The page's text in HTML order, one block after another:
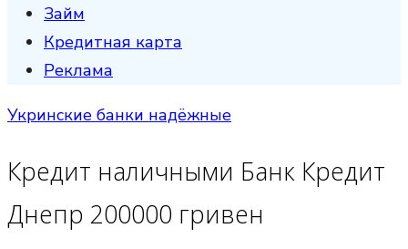
Займ
Кредитная карта
Реклама
Укринские банки надёжные
Кредит наличными Банк Кредит
Днепр 200000 гривен